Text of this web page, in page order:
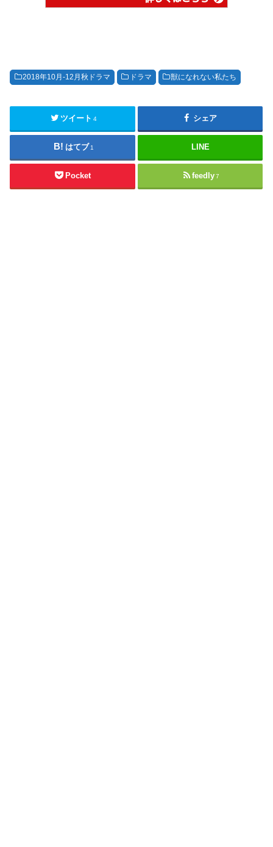
2018年10月-12月秋ドラマ ドラマ 獣になれない私たち
ツイート 4 シェア
はてブ 1 LINE
Pocket feedly 7